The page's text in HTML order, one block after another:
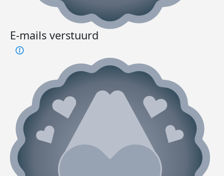
E-mails verstuurd